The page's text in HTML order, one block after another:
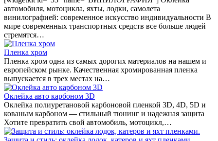
автомобиля, мотоцикла, яхты, лодки, самолета
винилографией: современное искусство индивидуальности В
мире современных транспортных средств все больше людей
стремятся…
Пленка хром
Пленка хром одна из самых дорогих материалов на нашем и
европейском рынке. Качественная хромированная пленка
выпускается в трех местах на…
Оклейка авто карбоном 3D
Оклейка полиуретановой карбоновой пленкой 3D, 4D, 5D и
кованым карбоном — стильный тюнинг и надежная защита
Хотите превратить свой автомобиль, мотоцикл,…